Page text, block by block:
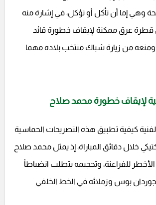
وهي إما أن تأكل أو تؤكل، في إشارة منه
قطرة عرق ممكنة لإيقاف خطورة قائد
من زيارة شباك منتخب بلاده مهما
لإيقاف خطورة محمد صلاح
كيفية تطبيق هذه التصريحات الحماسية
خلال دقائق المباراة، إذ يمثل محمد صلاح
للفراعنة، وتحجيمه يتطلب انضباطاً
جوردان بوس وزملائه في الخط الخلفي